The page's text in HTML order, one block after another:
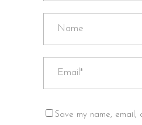
Save my name, email,